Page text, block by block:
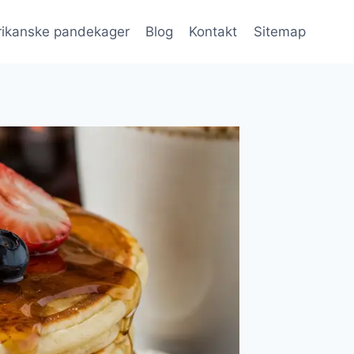
pandekager Blog Kontakt Sitemap